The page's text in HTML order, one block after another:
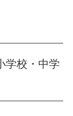
学校・中学